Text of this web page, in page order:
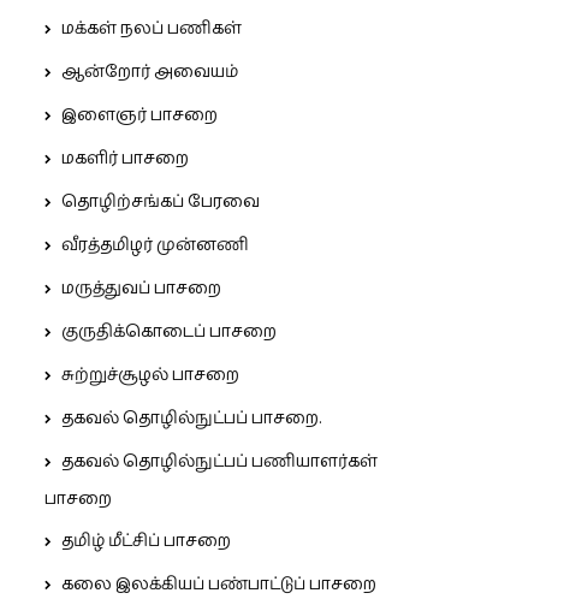
மக்கள் நலப் பணிகள்
ஆன்றோர் அவையம்
இளைஞர் பாசறை
மகளிர் பாசறை
தொழிற்சங்கப் பேரவை
வீரத்தமிழர் முன்னணி
மருத்துவப் பாசறை
குருதிக்கொடைப் பாசறை
சுற்றுச்சூழல் பாசறை
தகவல் தொழில்நுட்பப் பாசறை.
தகவல் தொழில்நுட்பப் பணியாளர்கள்
பாசறை
தமிழ் மீட்சிப் பாசறை
கலை இலக்கியப் பண்பாட்டுப் பாசறை